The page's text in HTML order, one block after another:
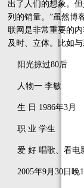
出了人们的想象。
列的销量。”虽然博
联网是非常重要的
及时、立体。比如
阳光掠过80后
人物一 李敏
生 日 1986年3月
职 业 学生
爱 好 唱歌、看电
2005年9月30日晚